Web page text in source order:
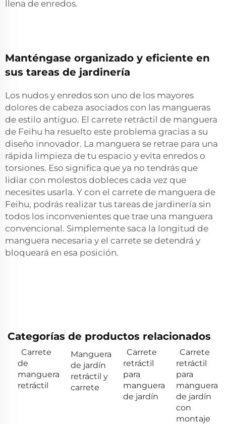
llena de enredos.
Manténgase organizado y eficiente en
sus tareas de jardinería
Los nudos y enredos son uno de los mayores
dolores de cabeza asociados con las mangueras
de estilo antiguo. El carrete retráctil de manguera
de Feihu ha resuelto este problema gracias a su
diseño innovador. La manguera se retrae para una
rápida limpieza de tu espacio y evita enredos o
torsiones. Eso significa que ya no tendrás que
lidiar con molestos dobleces cada vez que
necesites usarla. Y con el carrete de manguera de
Feihu, podrás realizar tus tareas de jardinería sin
todos los inconvenientes que trae una manguera
convencional. Simplemente saca la longitud de
manguera necesaria y el carrete se detendrá y
bloqueará en esa posición.
Categorías de productos relacionados
Carrete
de
manguera
retráctil
Manguera
de jardín
retráctil y
carrete
Carrete
retráctil
para
manguera
de jardín
Carrete
retráctil
para
manguera
de jardín
con
montaje